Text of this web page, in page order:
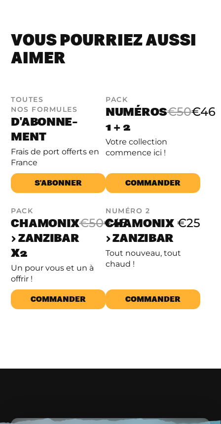
VOUS POURRIEZ AUSSI
AIMER
TOUTES
NOS FORMULES
D'ABONNE­
MENT
Frais de port offerts en
France
S'ABONNER
PACK
NUMÉROS
1 + 2
€50€46
Votre collection
commence ici !
COMMANDER
PACK
CHAMONIX
› ZANZIBAR
X2
€50€45
Un pour vous et un à
offrir !
COMMANDER
NUMÉRO 2
CHAMONIX
› ZANZIBAR
€25
Tout nouveau, tout
chaud !
COMMANDER